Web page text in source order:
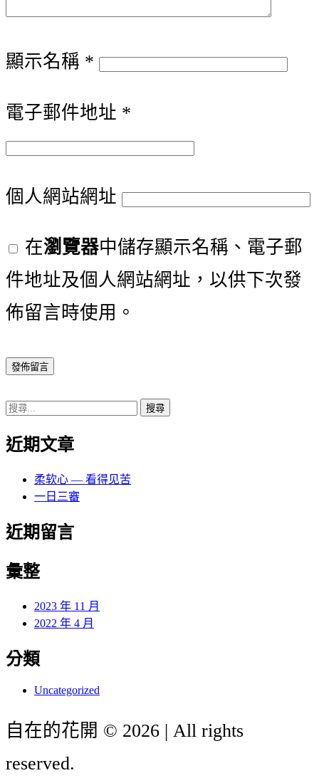
顯示名稱 *
電子郵件地址 *
個人網站網址
在瀏覽器中儲存顯示名稱、電子郵
件地址及個人網站網址，以供下次發
佈留言時使用。
搜
關
近期文章
柔软心 — 看得见苦
一日三審
近期留言
彙整
2023 年 11 月
2022 年 4 月
分類
Uncategorized
自在的花開 © 2026 | All rights
reserved.